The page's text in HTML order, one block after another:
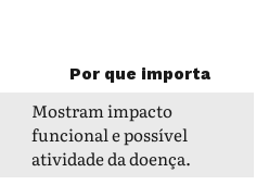
Por que importa
Mostram impacto
funcional e possível
atividade da doença.